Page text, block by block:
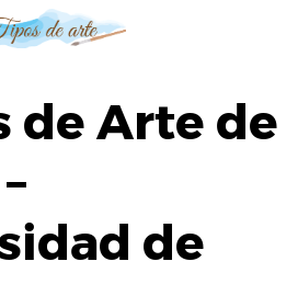
de Arte de
de